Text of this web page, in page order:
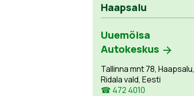
Haapsalu
Uuemõisa
Autokeskus
Tallinna mnt 78, Haapsalu,
Ridala vald, Eesti
☎ 472 4010